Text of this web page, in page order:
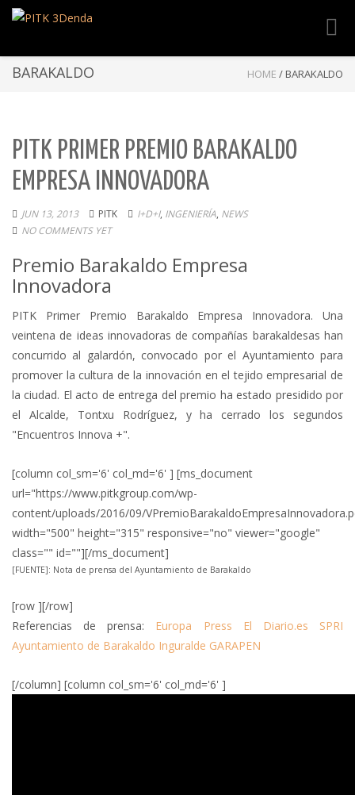
BARAKALDO HOME / BARAKALDO
PITK PRIMER PREMIO BARAKALDO
EMPRESA INNOVADORA
JUN 13, 2013 PITK I+D+I, INGENIERÍA, NEWS
NO COMMENTS YET
Premio Barakaldo Empresa
Innovadora
PITK Primer Premio Barakaldo Empresa Innovadora. Una
veintena de ideas innovadoras de compañías barakaldesas han
concurrido al galardón, convocado por el Ayuntamiento para
promover la cultura de la innovación en el tejido empresarial de
la ciudad. El acto de entrega del premio ha estado presidido por
el Alcalde, Tontxu Rodríguez, y ha cerrado los segundos
"Encuentros Innova +".
[column col_sm='6' col_md='6' ] [ms_document
url="https://www.pitkgroup.com/wp-
content/uploads/2016/09/
width="500" height="315" responsive="no" viewer="google"
class="" id=""][/ms_document]
[FUENTE]: Nota de prensa del Ayuntamiento de Barakaldo
[row ][/row]
Referencias de prensa: Europa Press El Diario.es
SPRI
Ayuntamiento de Barakaldo Inguralde GARAPEN
[/column] [column col_sm='6' col_md='6' ]